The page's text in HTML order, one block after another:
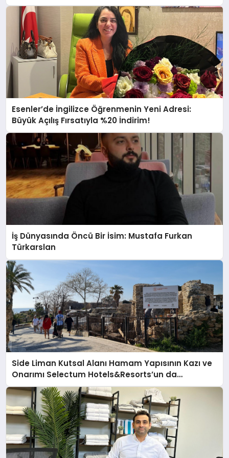
Esenler’de İngilizce Öğrenmenin Yeni Adresi:
Büyük Açılış Fırsatıyla %20 İndirim!
İş Dünyasında Öncü Bir İsim: Mustafa Furkan
Türkarslan
Side Liman Kutsal Alanı Hamam Yapısının Kazı ve
Onarımı Selectum Hotels&Resorts’un da
Katkılarıyla Tamamlandı